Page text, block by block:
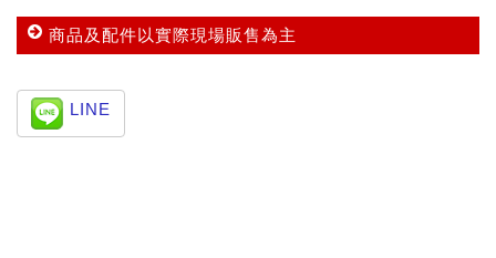
商品及配件以實際現場販售為主
LINE